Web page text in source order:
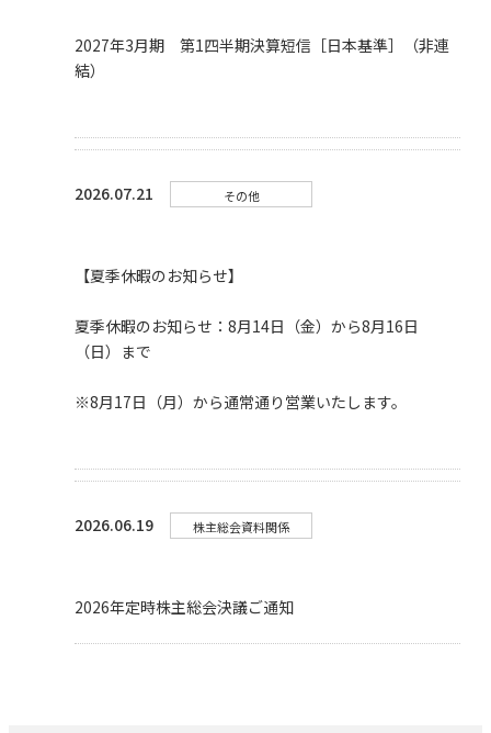
2027年3月期 第1四半期決算短信［日本基準］（非連
結）
2026.07.21 その他
【夏季休暇のお知らせ】
夏季休暇のお知らせ：8月14日（金）から8月16日
（日）まで
※8月17日（月）から通常通り営業いたします。
2026.06.19 株主総会資料関係
2026年定時株主総会決議ご通知